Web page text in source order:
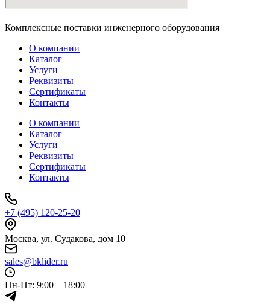
Комплексные поставки инженерного оборудования
О компании
Каталог
Услуги
Реквизиты
Сертификаты
Контакты
О компании
Каталог
Услуги
Реквизиты
Сертификаты
Контакты
+7 (495) 120-25-20
Москва, ул. Судакова, дом 10
sales@bklider.ru
Пн-Пт: 9:00 – 18:00